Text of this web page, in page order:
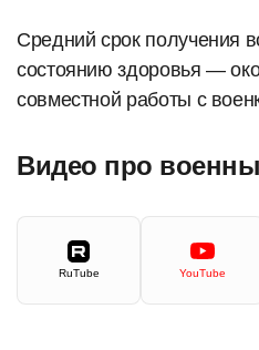
Средний срок получения
состоянию здоровья —
совместной работы с
Видео про
RuTube YouTube